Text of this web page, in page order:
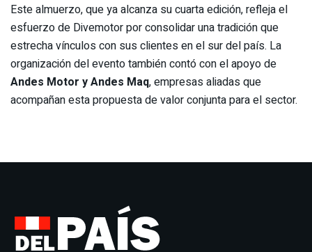
Este almuerzo, que ya alcanza su cuarta edición, refleja el
esfuerzo de Divemotor por consolidar una tradición que
estrecha vínculos con sus clientes en el sur del país. La
organización del evento también contó con el apoyo de
Andes Motor y Andes Maq, empresas aliadas que
acompañan esta propuesta de valor conjunta para el sector.